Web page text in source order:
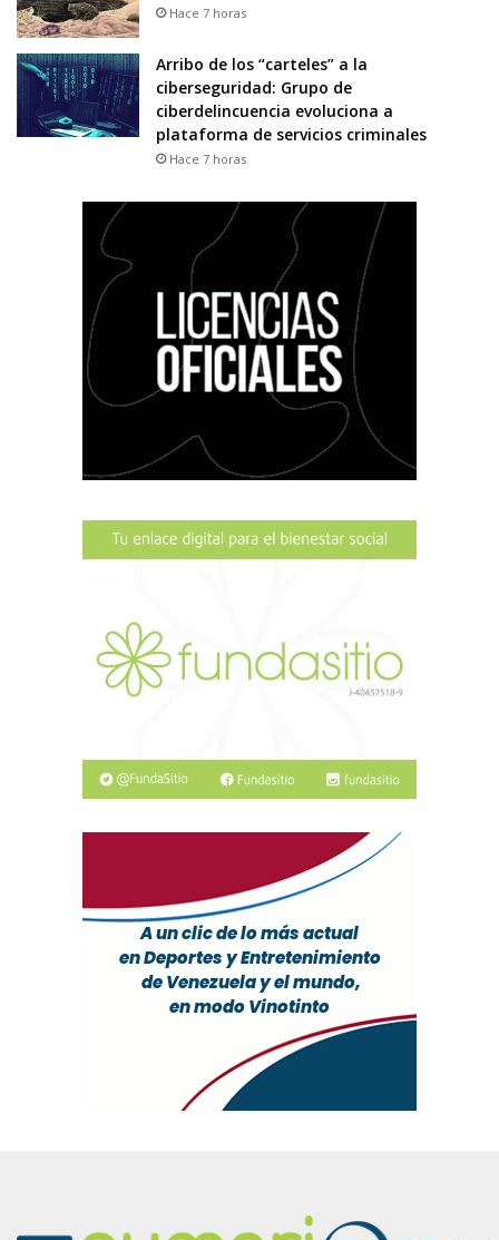
Hace 7 horas
Arribo de los “carteles” a la
ciberseguridad: Grupo de
ciberdelincuencia evoluciona a
plataforma de servicios criminales
Hace 7 horas